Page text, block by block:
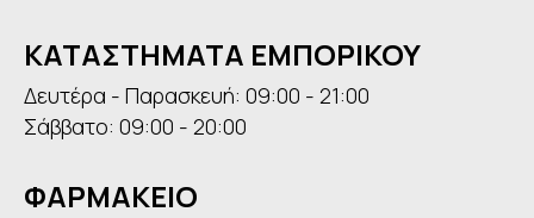
ΚΑΤΑΣΤΗΜΑΤΑ ΕΜΠΟΡΙΚΟΥ
Δευτέρα - Παρασκευή: 09:00 - 21:00
Σάββατο: 09:00 - 20:00
ΦΑΡΜΑΚΕΙΟ